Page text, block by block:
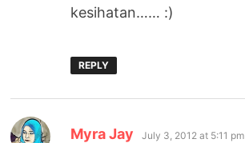
kesihatan…… :)
REPLY
Myra Jay says:
July 3, 2012 at 5:11 pm